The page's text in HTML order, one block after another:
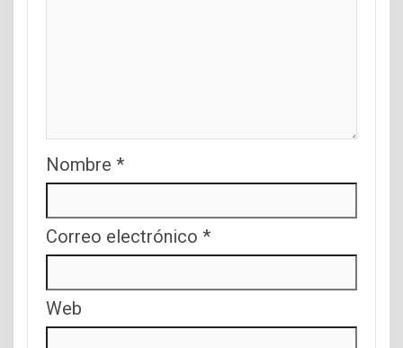
Nombre *
Correo electrónico *
Web